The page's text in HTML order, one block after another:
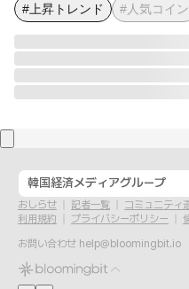
#上昇トレンド #人気コイン
韓国経済メディアグループ
おしらせ 記者一覧
コミュニティ
利用規約
プライバシーポリシー
お問い合わせ help@bloomingbit.io